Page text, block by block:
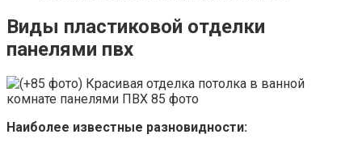
Виды пластиковой отделки
панелями пвх
Наиболее известные разновидности: